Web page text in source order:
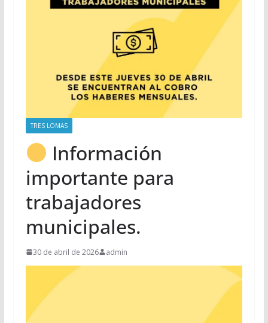
TRES LOMAS
Información
importante para
trabajadores
municipales.
30 de abril de 2026 admin